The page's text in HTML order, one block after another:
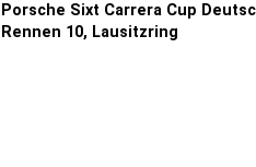
Porsche Sixt Carrera Cup
Rennen 10, Lausitzring